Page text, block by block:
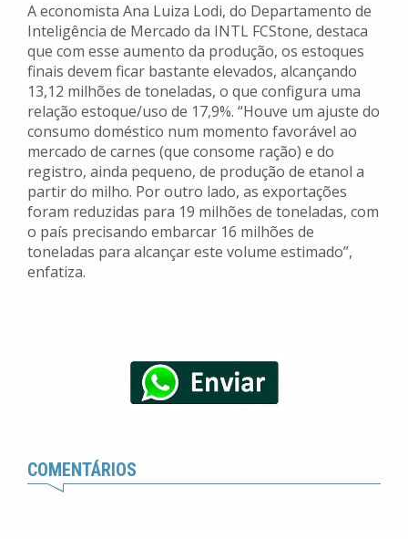
A economista Ana Luiza Lodi, do Departamento de
Inteligência de Mercado da INTL FCStone, destaca
que com esse aumento da produção, os estoques
finais devem ficar bastante elevados, alcançando
13,12 milhões de toneladas, o que configura uma
relação estoque/uso de 17,9%. “Houve um ajuste do
consumo doméstico num momento favorável ao
mercado de carnes (que consome ração) e do
registro, ainda pequeno, de produção de etanol a
partir do milho. Por outro lado, as exportações
foram reduzidas para 19 milhões de toneladas, com
o país precisando embarcar 16 milhões de
toneladas para alcançar este volume estimado”,
enfatiza.
COMENTÁRIOS